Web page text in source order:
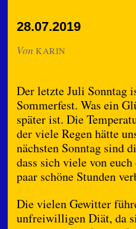
28.07.2019
Von KARIN
Der letzte Juli Sonntag
Sommerfest. Was ein
später ist. Die
der viele Regen hätte
nächsten Sonntag sind
dass sich viele von
paar schöne Stunden
Die vielen Gewitter
unfreiwilligen Diät, da